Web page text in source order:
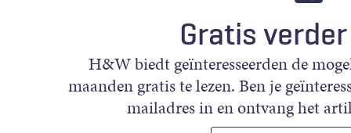
Gratis
H&W biedt geïnteresseerden de
maanden gratis te lezen. Ben je
mailadres in en ontvang het